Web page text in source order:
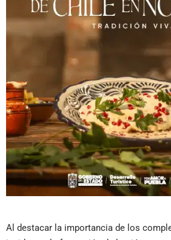
​Al destacar la importancia de los